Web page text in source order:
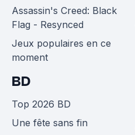
Assassin's Creed: Black
Flag - Resynced
Jeux populaires en ce
moment
BD
Top 2026 BD
Une fête sans fin